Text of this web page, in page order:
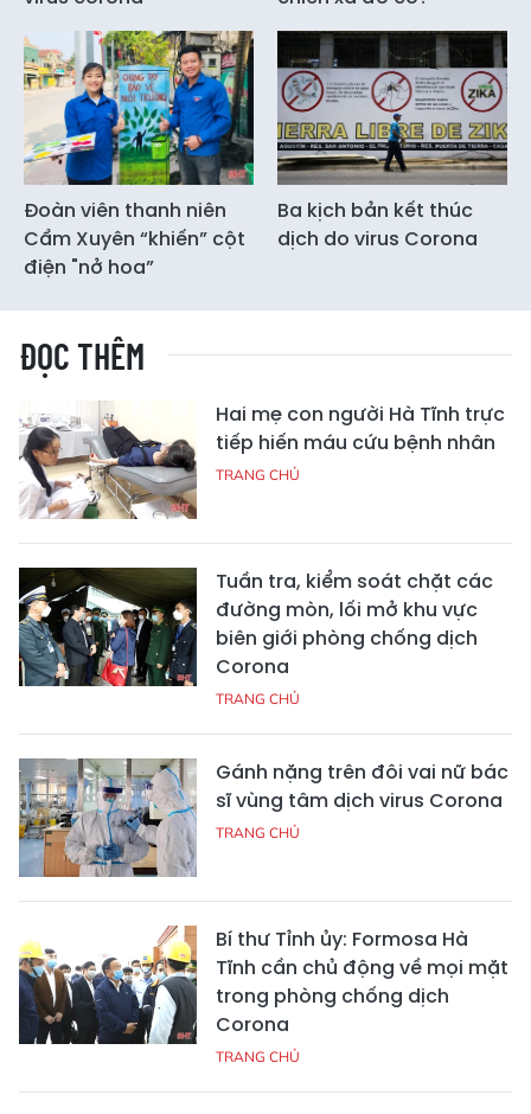
Đoàn viên thanh niên
Cẩm Xuyên “khiến” cột
điện "nở hoa”
Ba kịch bản kết thúc
dịch do virus Corona
ĐỌC THÊM
Hai mẹ con người Hà Tĩnh trực
tiếp hiến máu cứu bệnh nhân
TRANG CHỦ
Tuần tra, kiểm soát chặt các
đường mòn, lối mở khu vực
biên giới phòng chống dịch
Corona
TRANG CHỦ
Gánh nặng trên đôi vai nữ bác
sĩ vùng tâm dịch virus Corona
TRANG CHỦ
Bí thư Tỉnh ủy: Formosa Hà
Tĩnh cần chủ động về mọi mặt
trong phòng chống dịch
Corona
TRANG CHỦ